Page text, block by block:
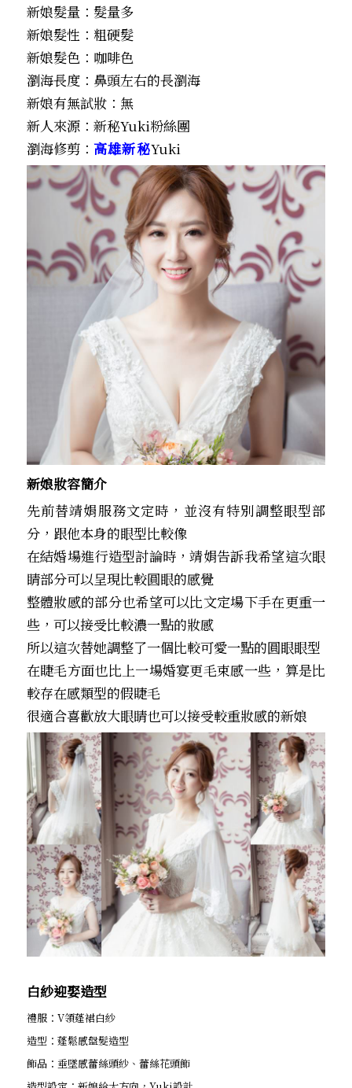
新娘髮量：髮量多
新娘髮性：粗硬髮
新娘髮色：咖啡色
瀏海長度：鼻頭左右的長瀏海
新娘有無試妝：無
新人來源：新秘Yuki粉絲團
瀏海修剪： 高雄新秘Yuki
新娘妝容簡介
先前替靖娟服務文定時，並沒有特別調整眼型部
分，跟他本身的眼型比較像
在結婚場進行造型討論時，靖娟告訴我希望這次眼
睛部分可以呈現比較圓眼的感覺
整體妝感的部分也希望可以比文定場下手在更重一
些，可以接受比較濃一點的妝感
所以這次替她調整了一個比較可愛一點的圓眼眼型
在睫毛方面也比上一場婚宴更毛束感一些，算是比
較存在感類型的假睫毛
很適合喜歡放大眼睛也可以接受較重妝感的新娘
白紗迎娶造型
禮服：V領蓬裙白紗
造型：蓬鬆感盤髮造型
飾品：垂墜感蕾絲頭紗、蕾絲花頭飾